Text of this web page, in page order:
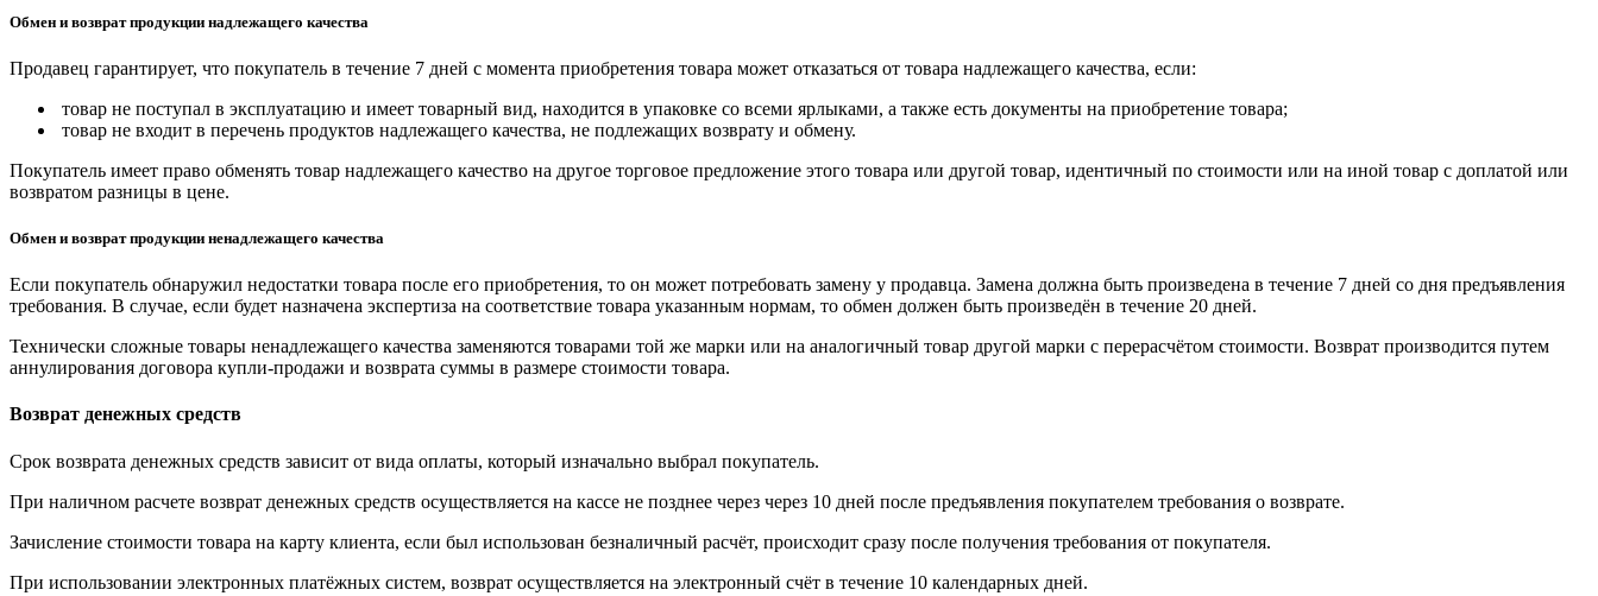
Обмен и возврат продукции надлежащего качества
Продавец гарантирует, что покупатель в течение 7 дней с момента приобретения товара может отказаться от товара надлежащего качества, если:
товар не поступал в эксплуатацию и имеет товарный вид, находится в упаковке со всеми ярлыками, а также есть документы на приобретение товара;
товар не входит в перечень продуктов надлежащего качества, не подлежащих возврату и обмену.
Покупатель имеет право обменять товар надлежащего качество на другое торговое предложение этого товара или другой товар, идентичный по стоимости или на иной товар с доплатой или
возвратом разницы в цене.
Обмен и возврат продукции ненадлежащего качества
Если покупатель обнаружил недостатки товара после его приобретения, то он может потребовать замену у продавца. Замена должна быть произведена в течение 7 дней со дня предъявления
требования. В случае, если будет назначена экспертиза на соответствие товара указанным нормам, то обмен должен быть произведён в течение 20 дней.
Технически сложные товары ненадлежащего качества заменяются товарами той же марки или на аналогичный товар другой марки с перерасчётом стоимости. Возврат производится путем
аннулирования договора купли-продажи и возврата суммы в размере стоимости товара.
Возврат денежных средств
Срок возврата денежных средств зависит от вида оплаты, который изначально выбрал покупатель.
При наличном расчете возврат денежных средств осуществляется на кассе не позднее через через 10 дней после предъявления покупателем требования о возврате.
Зачисление стоимости товара на карту клиента, если был использован безналичный расчёт, происходит сразу после получения требования от покупателя.
При использовании электронных платёжных систем, возврат осуществляется на электронный счёт в течение 10 календарных дней.